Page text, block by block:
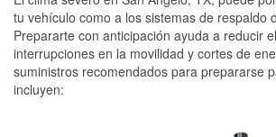
tu vehículo como a los sistemas de respaldo
Prepararte con anticipación ayuda a reducir
interrupciones en la movilidad y cortes de
suministros recomendados para prepararse
incluyen: